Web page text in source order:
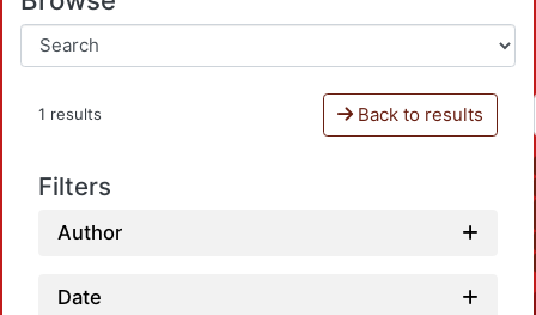
1 results Back to results
Filters
Author
Date